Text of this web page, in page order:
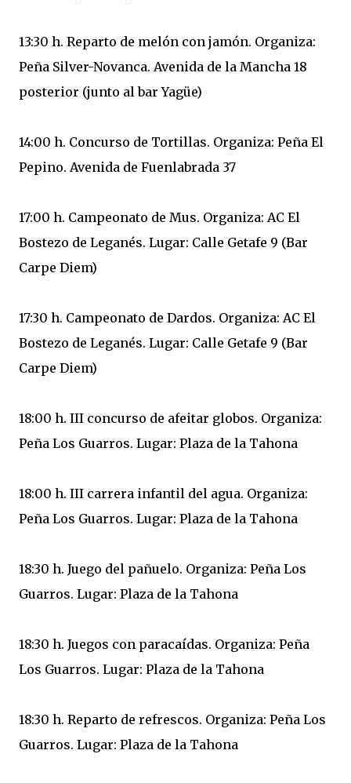
13:30 h. Reparto de melón con jamón. Organiza:
Peña Silver-Novanca. Avenida de la Mancha 18
posterior (junto al bar Yagüe)
14:00 h. Concurso de Tortillas. Organiza: Peña El
Pepino. Avenida de Fuenlabrada 37
17:00 h. Campeonato de Mus. Organiza: AC El
Bostezo de Leganés. Lugar: Calle Getafe 9 (Bar
Carpe Diem)
17:30 h. Campeonato de Dardos. Organiza: AC El
Bostezo de Leganés. Lugar: Calle Getafe 9 (Bar
Carpe Diem)
18:00 h. III concurso de afeitar globos. Organiza:
Peña Los Guarros. Lugar: Plaza de la Tahona
18:00 h. III carrera infantil del agua. Organiza:
Peña Los Guarros. Lugar: Plaza de la Tahona
18:30 h. Juego del pañuelo. Organiza: Peña Los
Guarros. Lugar: Plaza de la Tahona
18:30 h. Juegos con paracaídas. Organiza: Peña
Los Guarros. Lugar: Plaza de la Tahona
18:30 h. Reparto de refrescos. Organiza: Peña Los
Guarros. Lugar: Plaza de la Tahona